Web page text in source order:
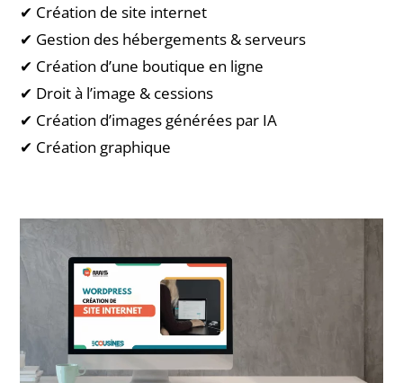
✔ Création de site internet
✔ Gestion des hébergements & serveurs
✔ Création d’une boutique en ligne
✔ Droit à l’image & cessions
✔ Création d’images générées par IA
✔ Création graphique